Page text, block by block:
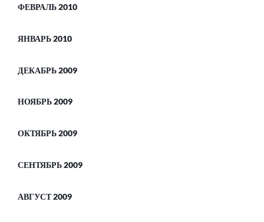
ФЕВРАЛЬ 2010
ЯНВАРЬ 2010
ДЕКАБРЬ 2009
НОЯБРЬ 2009
ОКТЯБРЬ 2009
СЕНТЯБРЬ 2009
АВГУСТ 2009